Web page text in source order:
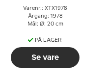
Varenr.: XTX1978
Årgang: 1978
Mål: Ø: 20 cm
PÅ LAGER
Se vare